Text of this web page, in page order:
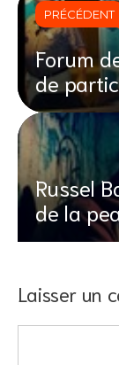
PRÉCÉDENT
Forum
de
Russel
de la
Laisser un